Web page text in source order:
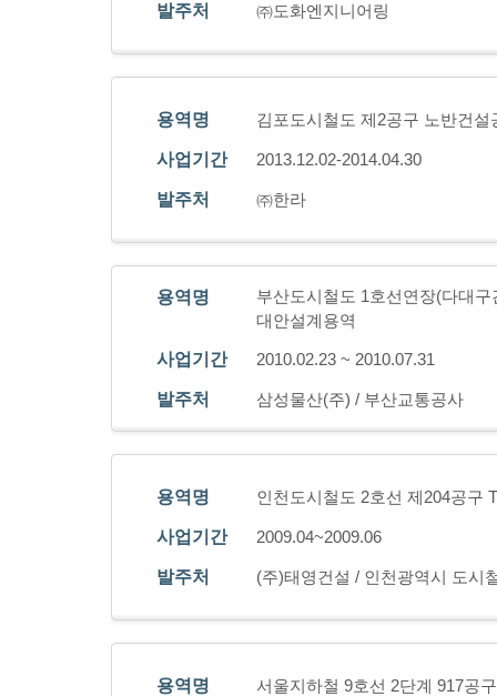
발주처 ㈜도화엔지니어링
용역명 김포도시철도 제2공구 노반건설
사업기간 2013.12.02-2014.04.30
발주처 ㈜한라
용역명
부산도시철도 1호선연장(다대
대안설계용역
사업기간 2010.02.23 ~ 2010.07.31
발주처 삼성물산(주) / 부산교통공사
용역명 인천도시철도 2호선 제204공구
사업기간 2009.04~2009.06
발주처 (주)태영건설 / 인천광역시 도시
용역명 서울지하철 9호선 2단계 917공